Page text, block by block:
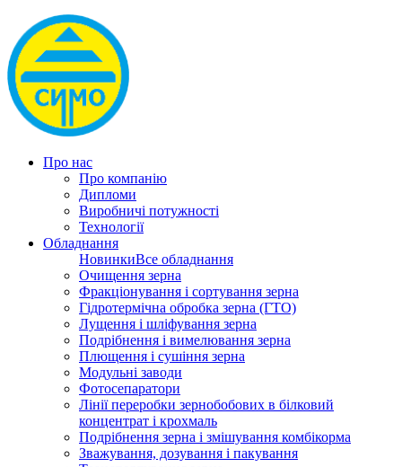
Про нас
Про компанію
Дипломи
Виробничі потужності
Технології
Обладнання
НовинкиВсе обладнання
Очищення зерна
Фракціонування і сортування зерна
Гідротермічна обробка зерна (ГТО)
Лущення і шліфування зерна
Подрібнення і вимелювання зерна
Плющення і сушіння зерна
Модульні заводи
Фотосепаратори
Лінії переробки зернобобових в білковий
концентрат і крохмаль
Подрібнення зерна і змішування комбікорма
Зважування, дозування і пакування